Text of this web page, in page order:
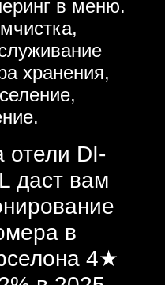
в меню.
хранения,
отели DI-
даст вам
в
4★